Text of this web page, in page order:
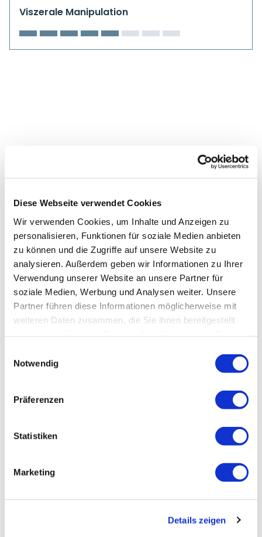
Diese Webseite verwendet Cookies
Wir verwenden Cookies, um Inhalte und Anzeigen zu
personalisieren, Funktionen für soziale Medien anbieten
zu können und die Zugriffe auf unsere Website zu
analysieren. Außerdem geben wir Informationen zu Ihrer
Verwendung unserer Website an unsere Partner für
soziale Medien, Werbung und Analysen weiter. Unsere
Partner führen diese Informationen möglicherweise mit
weiteren Daten zusammen, die Sie ihnen bereitgestellt
Notwendig
Präferenzen
Statistiken
Marketing
Details zeigen
Viszerale Manipulation